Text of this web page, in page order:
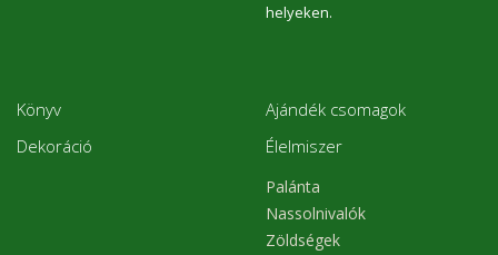
helyeken.
Könyv
Dekoráció
Ajándék csomagok
Élelmiszer
Palánta
Nassolnivalók
Zöldségek